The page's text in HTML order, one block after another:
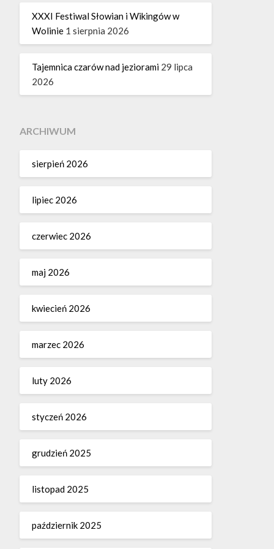
XXXI Festiwal Słowian i Wikingów w
Wolinie 1 sierpnia 2026
Tajemnica czarów nad jeziorami 29 lipca
2026
ARCHIWUM
sierpień 2026
lipiec 2026
czerwiec 2026
maj 2026
kwiecień 2026
marzec 2026
luty 2026
styczeń 2026
grudzień 2025
listopad 2025
październik 2025